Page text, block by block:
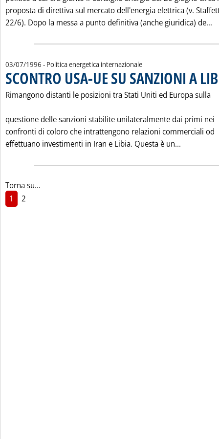
proposta di direttiva sul mercato dell'energia elettrica (v.
22/6). Dopo la messa a punto definitiva (anche giuridica) de...
03/07/1996 - Politica energetica internazionale
SCONTRO USA-UE SU SANZIONI A
Rimangono distanti le posizioni tra Stati Uniti ed Europa sulla
questione delle sanzioni stabilite unilateralmente dai primi nei
confronti di coloro che intrattengono relazioni commerciali od
effettuano investimenti in Iran e Libia. Questa è un...
Torna su...
1
2